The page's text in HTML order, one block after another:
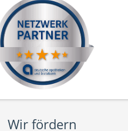
Wir fördern